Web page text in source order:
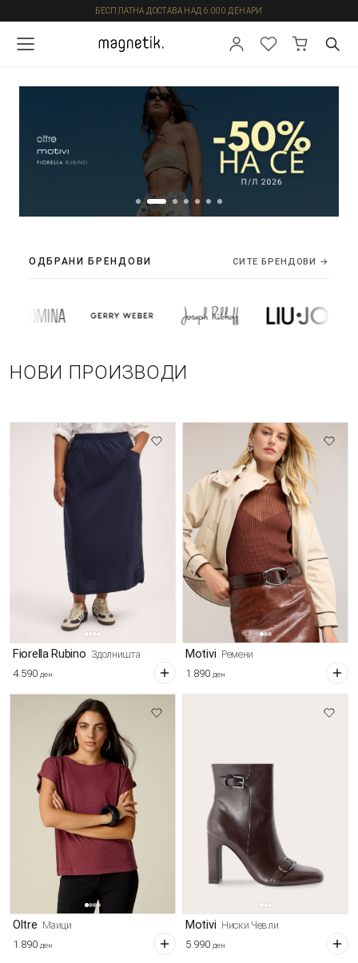
БЕСПЛАТНА ДОСТАВА НАД 6.000 ДЕНАРИ
ОДБРАНИ БРЕНДОВИ СИТЕ БРЕНДОВИ →
НОВИ ПРОИЗВОДИ
Fiorella Rubino Здолништа
4.590 ден
Motivi Ремени
1.890 ден
Oltre Маици
1.890 ден
Motivi Ниски Чевли
5.990 ден